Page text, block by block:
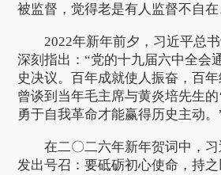
被监督，觉得老是有人监督不自
2022年新年前夕，习近平总
深刻指出：“党的十九届六中全会
史决议。百年成就使人振奋，百
曾谈到当年毛主席与黄炎培先生的
勇于自我革命才能赢得历史主动。
在二〇二六年新年贺词中，
发出号召：要砥砺初心使命，持之